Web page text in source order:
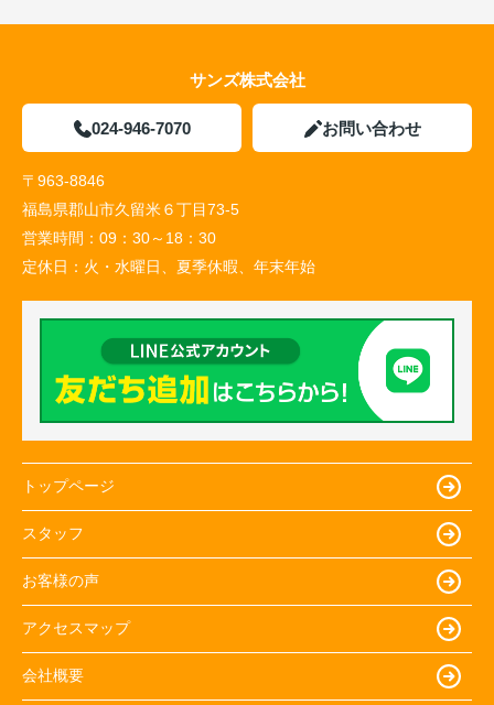
サンズ株式会社
024-946-7070 お問い合わせ
〒963-8846
福島県郡山市久留米６丁目73-5
営業時間： 09：30～18：30
定休日： 火・水曜日、夏季休暇、年末年始
トップページ
スタッフ
お客様の声
アクセスマップ
会社概要